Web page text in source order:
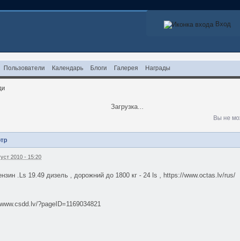
Вход
Пользователи Календарь Блоги Галерея Награды
Загрузка...
Вы не
2010 - 15:20
.Ls 19.49 дизель , дорожний до 1800 кг - 24 ls , https://www.octas.lv/rus/
?pageID=1169034821